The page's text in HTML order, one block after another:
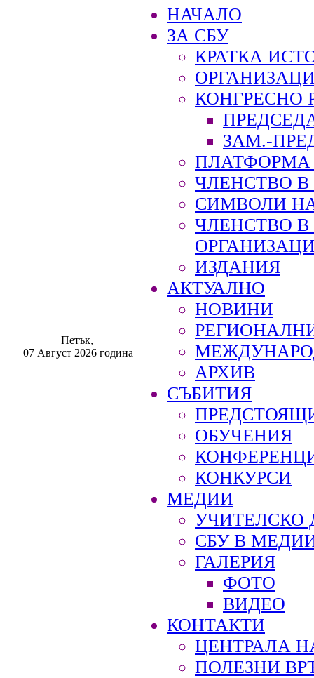
Петък,
07 Август 2026 година
НАЧАЛО
ЗА СБУ
КРАТКА
КОНГРЕСНО
ЗАМ.-
ПЛАТФОРМА
ЧЛЕНСТВО В
СИМВОЛИ
ЧЛЕНСТВО
ИЗДАНИЯ
АКТУАЛНО
НОВИНИ
АРХИВ
СЪБИТИЯ
ОБУЧЕНИЯ
КОНКУРСИ
МЕДИИ
УЧИТЕЛСКО
СБУ В
ГАЛЕРИЯ
ФОТО
ВИДЕО
КОНТАКТИ
ЦЕНТРАЛА
ПОЛЕЗНИ